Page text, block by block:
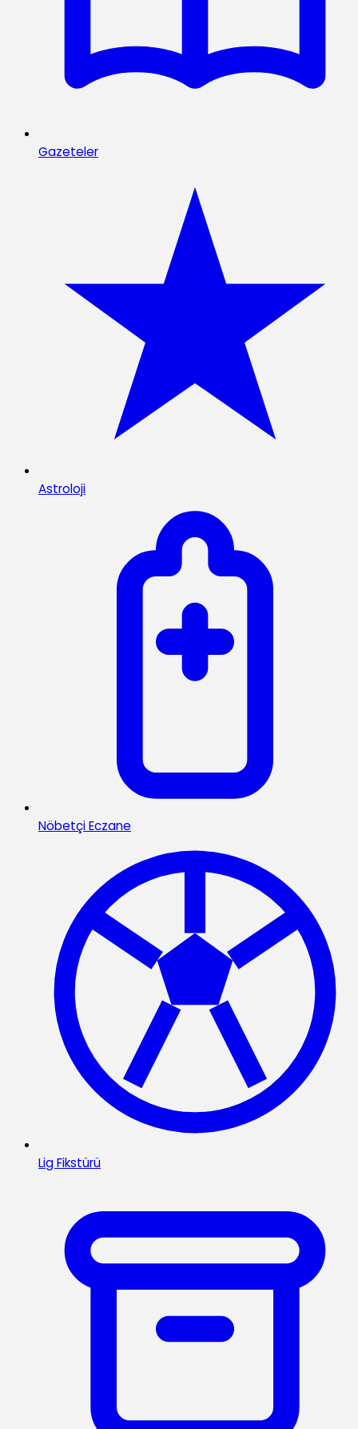
Gazeteler
Astroloji
Nöbetçi Eczane
Lig Fikstürü